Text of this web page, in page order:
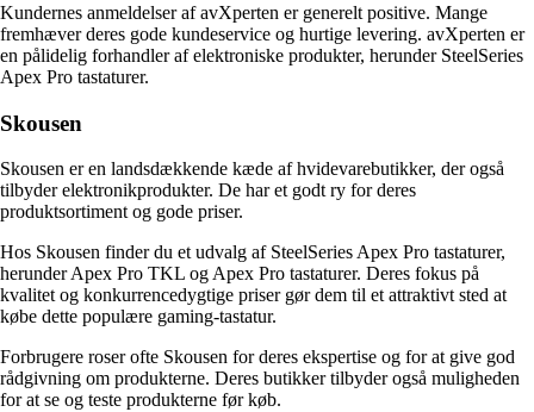
Kundernes anmeldelser af avXperten er generelt positive. Mange
fremhæver deres gode kundeservice og hurtige levering. avXperten er
en pålidelig forhandler af elektroniske produkter, herunder SteelSeries
Apex Pro tastaturer.
Skousen
Skousen er en landsdækkende kæde af hvidevarebutikker, der også
tilbyder elektronikprodukter. De har et godt ry for deres
produktsortiment og gode priser.
Hos Skousen finder du et udvalg af SteelSeries Apex Pro tastaturer,
herunder Apex Pro TKL og Apex Pro tastaturer. Deres fokus på
kvalitet og konkurrencedygtige priser gør dem til et attraktivt sted at
købe dette populære gaming-tastatur.
Forbrugere roser ofte Skousen for deres ekspertise og for at give god
rådgivning om produkterne. Deres butikker tilbyder også muligheden
for at se og teste produkterne før køb.